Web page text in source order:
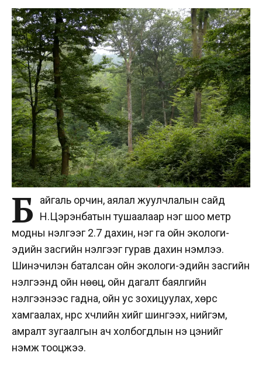
Б
айгаль орчин, аялал жуулчлалын сайд
Н.Цэрэнбатын тушаалаар нэг шоо метр
модны үнэлгээг 2.7 дахин, нэг га ойн экологи-
эдийн засгийн үнэлгээг гурав дахин нэмлээ.
Шинэчилэн баталсан ойн экологи-эдийн засгийн
үнэлгээнд ойн нөөц, ойн дагалт баялгийн
үнэлгээнээс гадна, ойн ус зохицуулах, хөрс
хамгаалах, нүүрс хүчлийн хийг шингээх, нийгэм,
амралт зугаалгын ач холбогдлын үнэ цэнийг
нэмж тооцжээ.